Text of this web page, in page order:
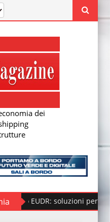
dei
soluzioni per la nuova due